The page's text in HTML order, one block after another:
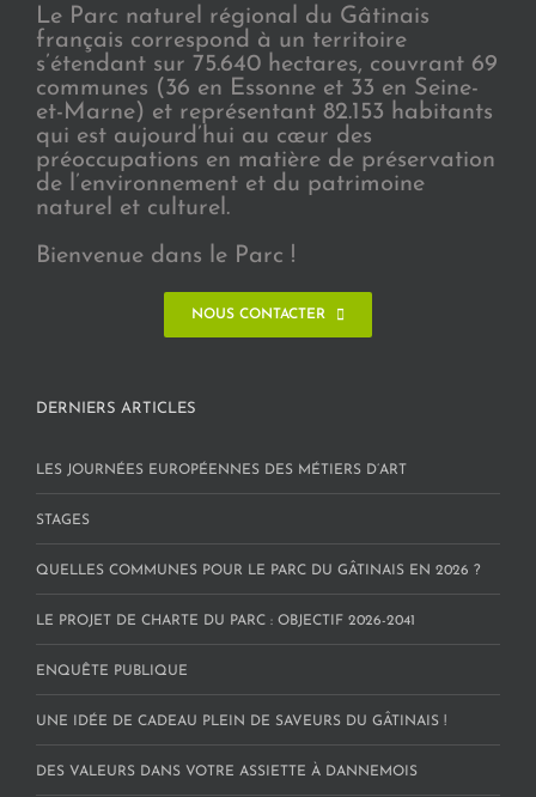
Le Parc naturel régional du Gâtinais
français correspond à un territoire
s’étendant sur 75.640 hectares, couvrant 69
communes (36 en Essonne et 33 en Seine-
et-Marne) et représentant 82.153 habitants
qui est aujourd’hui au cœur des
préoccupations en matière de préservation
de l’environnement et du patrimoine
naturel et culturel.
Bienvenue dans le Parc !
NOUS CONTACTER
DERNIERS ARTICLES
LES JOURNÉES EUROPÉENNES DES MÉTIERS D’ART
STAGES
QUELLES COMMUNES POUR LE PARC DU GÂTINAIS EN 2026 ?
LE PROJET DE CHARTE DU PARC : OBJECTIF 2026-2041
ENQUÊTE PUBLIQUE
UNE IDÉE DE CADEAU PLEIN DE SAVEURS DU GÂTINAIS !
DES VALEURS DANS VOTRE ASSIETTE À DANNEMOIS